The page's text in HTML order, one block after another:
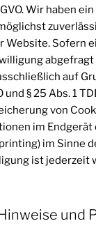
Wir haben
Website. Sofern
auf
und § 25 Abs. 1
von
im Endgerät
im Sinne
ist jederzeit
und